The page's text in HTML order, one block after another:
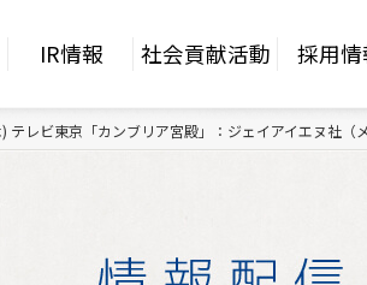
IR情報 社会貢献活動 採用情
テレビ東京「カンブリア宮殿」：ジェイアイエヌ社（